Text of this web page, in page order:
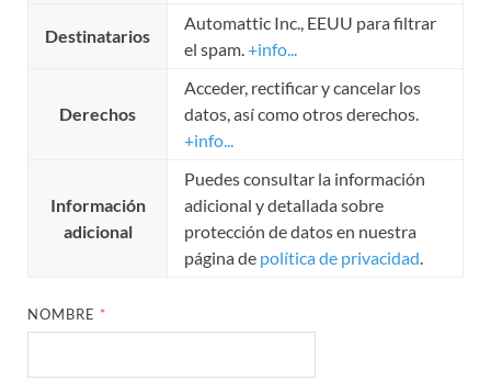
Destinatarios
Automattic Inc., EEUU para filtrar
el spam.+info...
Derechos
Acceder, rectificar y cancelar los
datos, así como otros derechos.
+info...
Información
adicional
Puedes consultar la información
adicional y detallada sobre
protección de datos en nuestra
página de política de privacidad.
NOMBRE *